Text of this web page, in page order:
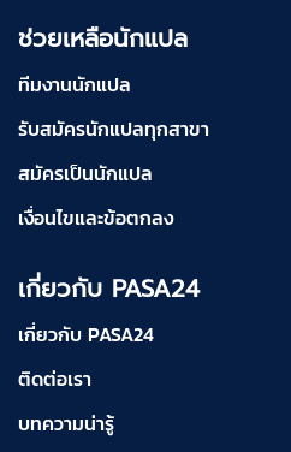
ช่วยเหลือนักแปล
ทีมงานนักแปล
รับสมัครนักแปลทุกสาขา
สมัครเป็นนักแปล
เงื่อนไขและข้อตกลง
เกี่ยวกับ PASA24
เกี่ยวกับ PASA24
ติดต่อเรา
บทความน่ารู้